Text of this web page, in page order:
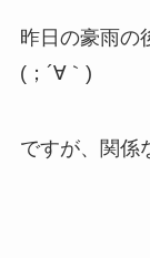
昨日の豪雨の
(；´∀｀)
ですが、関係